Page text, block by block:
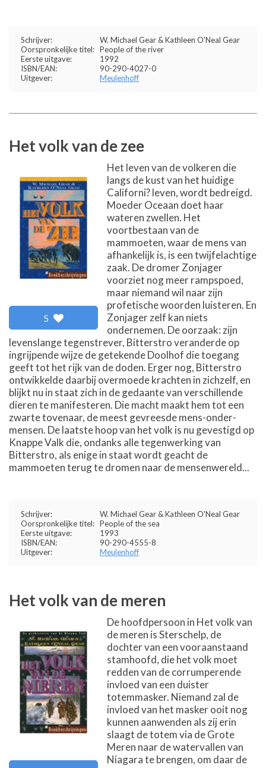
Schrijver:
W. Michael Gear & Kathleen O'Neal Gear
Oorspronkelijke titel: People of the river
Eerste uitgave:
1992
ISBN/EAN:
90-290-4027-0
Uitgever:
Meulenhoff
Het volk van de zee
5
Het leven van de volkeren die
langs de kust van het huidige
Californi? leven, wordt bedreigd.
Moeder Oceaan doet haar
wateren zwellen. Het
voortbestaan van de
mammoeten, waar de mens van
afhankelijk is, is een twijfelachtige
zaak. De dromer Zonjager
voorziet nog meer rampspoed,
maar niemand wil naar zijn
profetische woorden luisteren. En
Zonjager zelf kan niets
ondernemen. De oorzaak: zijn
levenslange tegenstrever, Bitterstro veranderde op
ingrijpende wijze de getekende Doolhof die toegang
geeft tot het rijk van de doden. Erger nog, Bitterstro
ontwikkelde daarbij overmoede krachten in zichzelf, en
blijkt nu in staat zich in de gedaante van verschillende
dieren te manifesteren. Die macht maakt hem tot een
zwarte tovenaar, de meest gevreesde mens-onder-
mensen. De laatste hoop van het volk is nu gevestigd op
Knappe Valk die, ondanks alle tegenwerking van
Bitterstro, als enige in staat wordt geacht de
mammoeten terug te dromen naar de mensenwereld...
Schrijver:
W. Michael Gear & Kathleen O'Neal Gear
Oorspronkelijke titel: People of the sea
Eerste uitgave:
1993
ISBN/EAN:
90-290-4555-8
Uitgever:
Meulenhoff
Het volk van de meren
De hoofdpersoon in Het volk van
de meren is Sterschelp, de
dochter van een vooraanstaand
stamhoofd, die het volk moet
redden van de corrumperende
invloed van een duister
totemmasker. Niemand zal de
invloed van het masker ooit nog
kunnen aanwenden als zij erin
slaagt de totem via de Grote
Meren naar de watervallen van
Niagara te brengen, om daar de